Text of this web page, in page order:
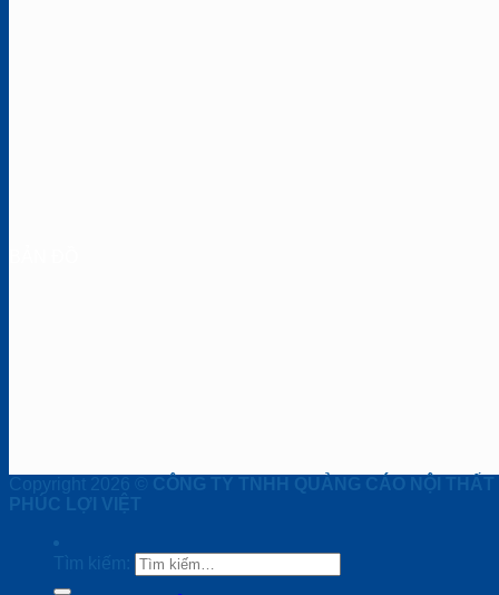
Copyright 2026 ©
CÔNG TY TNHH QUẢNG CÁO NỘI THẤT
PHÚC LỢI VIỆT
Tìm kiếm: